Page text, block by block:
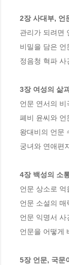
2장 사대부, 언
관리가 되려면
비밀을 담은 언
정음청 혁파 사
3장 여성의 삶
언문 연서의 비
폐비 윤씨와 언
왕대비의 언문
궁녀와 연애편
4장 백성의 소
언문 상소로 억
언문 소설의 매
언문 익명서 사
언문을 어떻게
5장 언문, 국문